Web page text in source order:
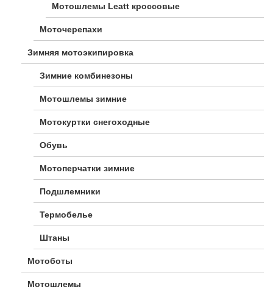
Мотошлемы Leatt кроссовые
Моточерепахи
Зимняя мотоэкипировка
Зимние комбинезоны
Мотошлемы зимние
Мотокуртки снегоходные
Обувь
Мотоперчатки зимние
Подшлемники
Термобелье
Штаны
Мотоботы
Мотошлемы